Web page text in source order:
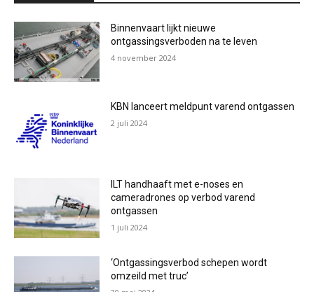
Binnenvaart lijkt nieuwe
ontgassingsverboden na te leven
4 november 2024
KBN lanceert meldpunt varend ontgassen
2 juli 2024
ILT handhaaft met e-noses en
cameradrones op verbod varend
ontgassen
1 juli 2024
‘Ontgassingsverbod schepen wordt
omzeild met truc’